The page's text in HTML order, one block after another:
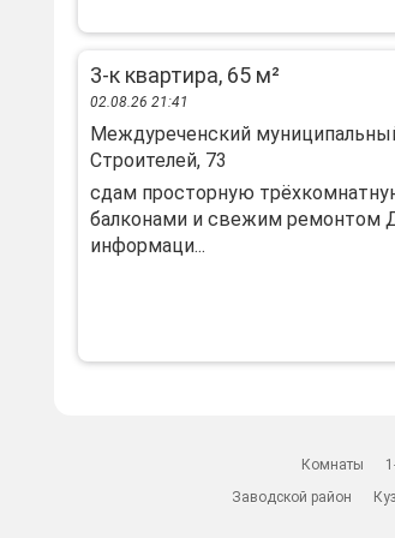
3-к квартира, 65 м²
02.08.26 21:41
Междуреченский
Строителей, 73
сдам просторную
балконами и свежим ремонтом
информаци...
Комнаты
Заводской район